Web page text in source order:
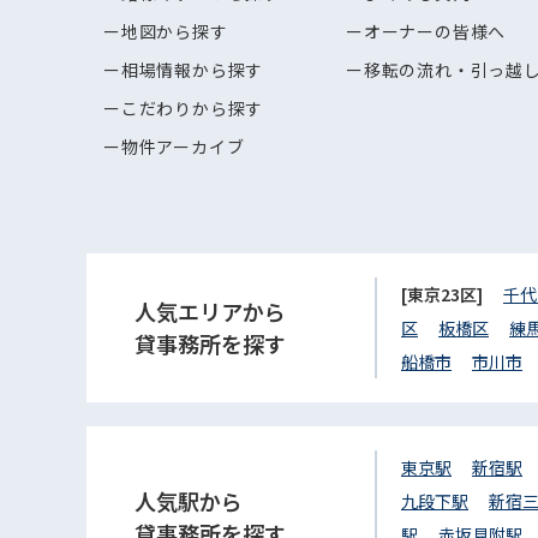
地図から探す
相場情報から探す
こだわりから探す
物件アーカイブ
オーナーの皆様へ
移転の流れ・引っ越
人気エリアから
貸事務所を探す
[東京23区] 千
区
板橋区
練
船橋市
市川市
人気駅から
東京駅
新宿駅
九段下駅
新宿